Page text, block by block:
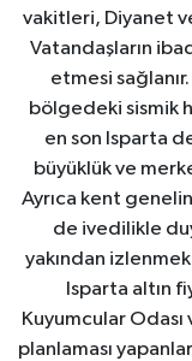
vakitleri, Diyanet
Vatandaşların
etmesi
bölgedeki sismik
en son Isparta
büyüklük ve
Ayrıca kent
de ivedilikle
yakından
Isparta altın
Kuyumcular
planlaması